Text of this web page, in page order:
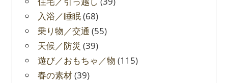
入浴／睡眠(68)
乗り物／交通 (55)
天候／防災 (39)
遊び／おもちゃ／物 (115)
春の素材(39)